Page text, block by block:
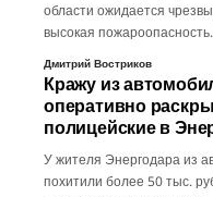
области ожидается
высокая
Дмитрий Востриков
Кражу из
оперативно
полицейские в
У жителя Энергодара из
похитили более 50 тыс.